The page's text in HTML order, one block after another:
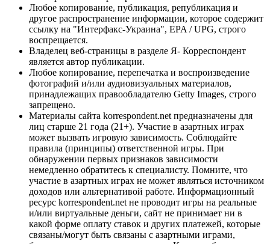
Любое копирование, публикация, републикация и
другое распространение информации, которое содержит
ссылку на "Интерфакс-Украина", EPA / UPG, строго
воспрещается.
Владелец веб-страницы в разделе Я- Корреспондент
является автор публикации.
Любое копирование, перепечатка и воспроизведение
фотографий и/или аудиовизуальных материалов,
принадлежащих правообладателю Getty Images, строго
запрещено.
Материалы сайта korrespondent.net предназначены для
лиц старше 21 года (21+). Участие в азартных играх
может вызвать игровую зависимость. Соблюдайте
правила (принципы) ответственной игры. При
обнаружении первых признаков зависимости
немедленно обратитесь к специалисту. Помните, что
участие в азартных играх не может являться источником
доходов или альтернативой работе. Информационный
ресурс korrespondent.net не проводит игры на реальные
и/или виртуальные деньги, сайт не принимает ни в
какой форме оплату ставок и других платежей, которые
связаны/могут быть связаны с азартными играми,